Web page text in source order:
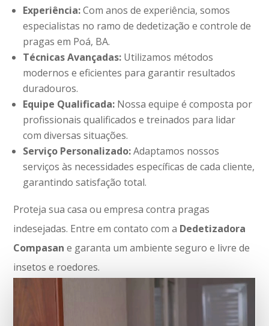
Experiência:Com anos de experiência, somos
especialistas no ramo de dedetização e controle de
pragas em Poá, BA.
Técnicas Avançadas: Utilizamos métodos
modernos e eficientes para garantir resultados
duradouros.
Equipe Qualificada: Nossa equipe é composta por
profissionais qualificados e treinados para lidar
com diversas situações.
Serviço Personalizado:Adaptamos nossos
serviços às necessidades específicas de cada cliente,
garantindo satisfação total.
Proteja sua casa ou empresa contra pragas
indesejadas. Entre em contato com a Dedetizadora
Compasan e garanta um ambiente seguro e livre de
insetos e roedores.